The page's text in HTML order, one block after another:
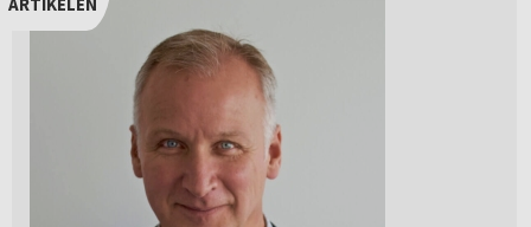
ARTIKELEN